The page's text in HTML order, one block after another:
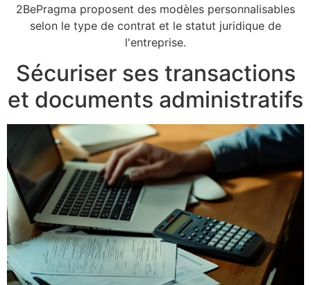
2BePragma proposent des modèles personnalisables
selon le type de contrat et le statut juridique de
l'entreprise.
Sécuriser ses transactions
et documents administratifs